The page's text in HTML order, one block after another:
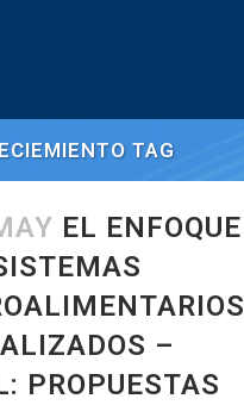
TAG
EL ENFOQUE
–
PROPUESTAS